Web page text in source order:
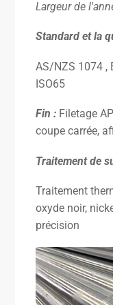
Largeur de
Standard et la
AS/NZS 1074 ,
ISO65
Fin : Filetage
coupe carrée,
Traitement de
Traitement
oxyde noir,
précision